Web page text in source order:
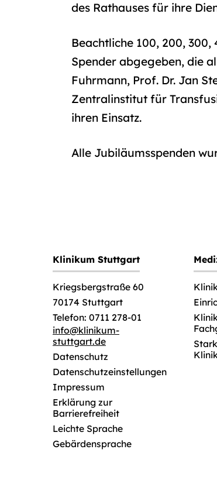
des Rathauses für ihre
Beachtliche 100, 200,
Spender abgegeben, die
Fuhrmann, Prof. Dr. Jan
Zentralinstitut für
ihren Einsatz.
Alle Jubiläumsspenden
Klinikum Stuttgart
Kriegsbergstraße 60
70174 Stuttgart
Telefon: 0711 278-01
info@klinikum-
stuttgart.de
Datenschutz
Datenschutzeinstellungen
Impressum
Erklärung zur
Barrierefreiheit
Leichte Sprache
Gebärdensprache